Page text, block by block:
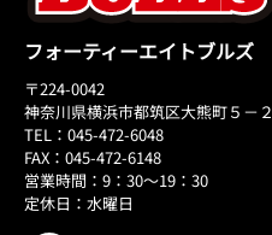
フォーティーエイトブルズ
〒224-0042
神奈川県横浜市都筑区大熊町５－２
TEL：045-472-6048
FAX：045-472-6148
営業時間：9：30～19：30
定休日：水曜日